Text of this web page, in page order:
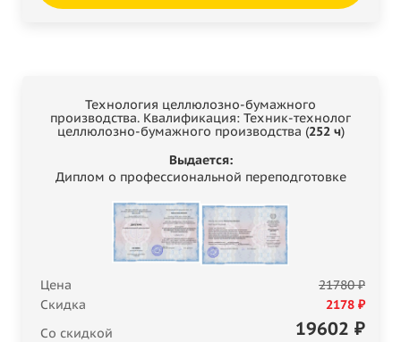
Технология целлюлозно-бумажного
производства. Квалификация: Техник-технолог
целлюлозно-бумажного производства (252 ч)
Выдается:
Диплом о профессиональной переподготовке
Цена
21780 ₽
Скидка
2178 ₽
Со скидкой
19602 ₽